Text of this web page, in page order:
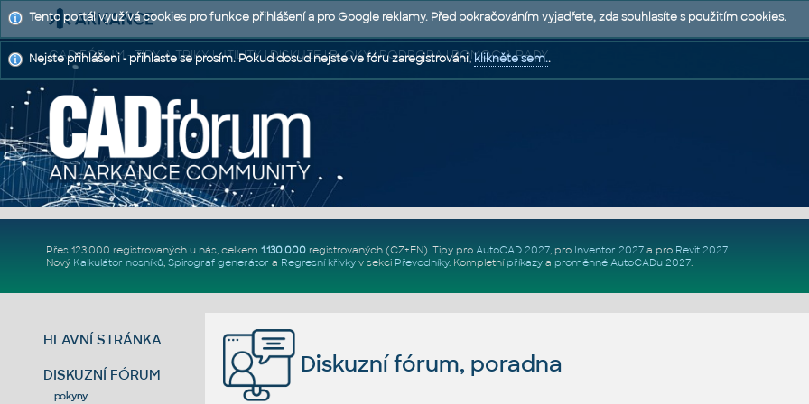
CAD FÓRUM - TIPY A TRIKY | UTILITY | DISKUZE | BLOKY | PODPORA | POMOC A RADY
Přes 123.000 registrovaných u nás, celkem 1.130.000registrovaných (CZ+EN). Tipy pro AutoCAD 2027, pro Inventor 2027a pro Revit 2027.
Nový Kalkulátor nosníků, Spirograf generátor a Regresní křivkyv sekci Převodníky. Kompletní příkazya proměnné AutoCADu 2027.
HLAVNÍ STRÁNKA
DISKUZNÍ FÓRUM
pokyny
Diskuzní fórum, poradna
Tento portál využívá cookies pro funkce přihlášení a pro Google reklamy. Před pokračováním vyjadřete, zda souhlasíte s použitím cookies.
Nejste přihlášeni - přihlaste se prosím. Pokud dosud nejste ve fóru zaregistrováni,klikněte sem..